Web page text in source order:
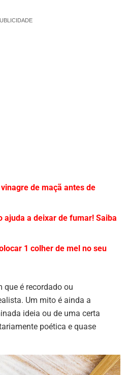
de maçã antes de
ajuda a deixar de fumar! Saiba
1 colher de mel no seu
que é recordado ou
Um mito é ainda a
ideia ou de uma certa
poética e quase